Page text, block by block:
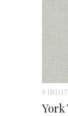
# IB1117
York